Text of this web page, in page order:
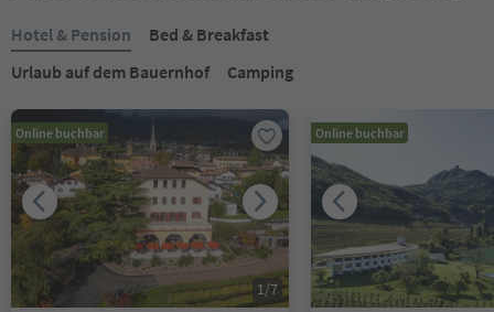
Hotel & Pension
Bed & Breakfast
Urlaub auf dem Bauernhof
Camping
Online buchbar
1/7
Online buchbar